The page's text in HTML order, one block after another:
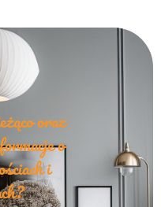
oraz
o
i